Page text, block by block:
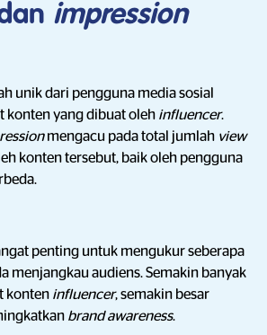
impression
unik dari pengguna media sosial
konten yang dibuat oleh influencer.
mengacu pada total jumlah view
konten tersebut, baik oleh pengguna
penting untuk mengukur seberapa
menjangkau audiens. Semakin banyak
konten influencer, semakin besar
brand awareness.